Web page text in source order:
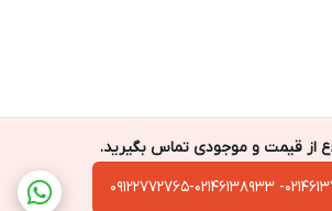
از قیمت و موجودی تماس بگیرید.
02146137974-